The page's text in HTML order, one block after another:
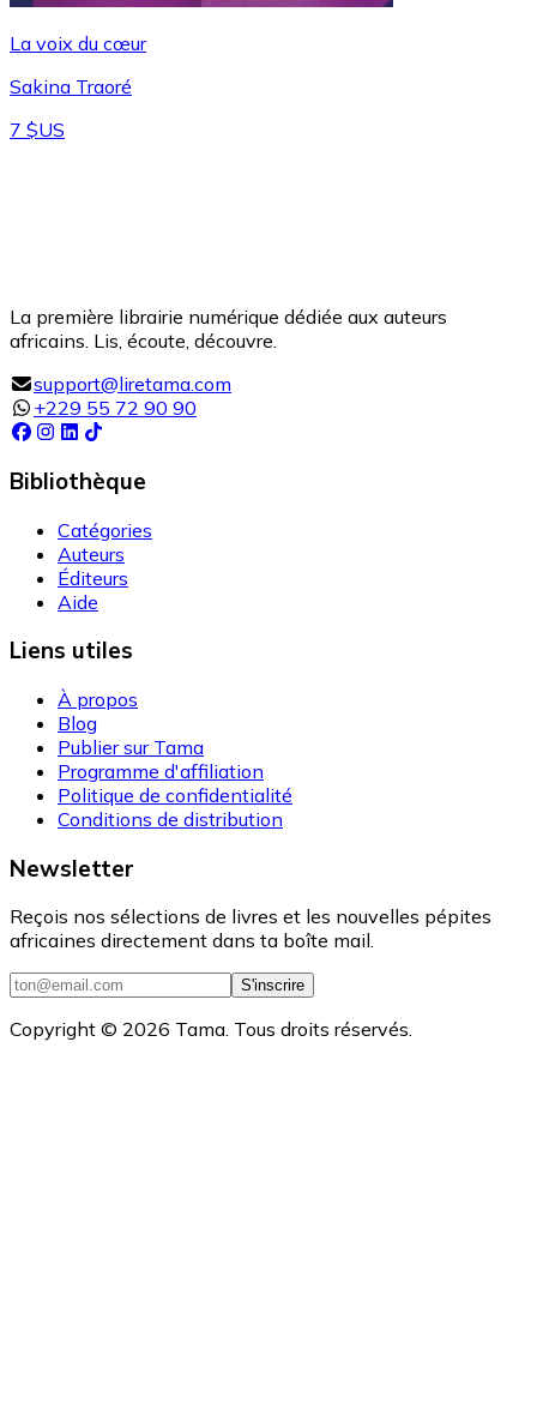
La voix du cœur
Sakina Traoré
7 $US
La première librairie numérique dédiée aux auteurs
africains. Lis, écoute, découvre.
support@liretama.com
+229 55 72 90 90
Bibliothèque
Catégories
Auteurs
Éditeurs
Aide
Liens utiles
À propos
Blog
Publier sur Tama
Programme d'affiliation
Politique de confidentialité
Conditions de distribution
Newsletter
Reçois nos sélections de livres et les nouvelles pépites
africaines directement dans ta boîte mail.
S'inscrire
Copyright © 2026 Tama. Tous droits réservés.